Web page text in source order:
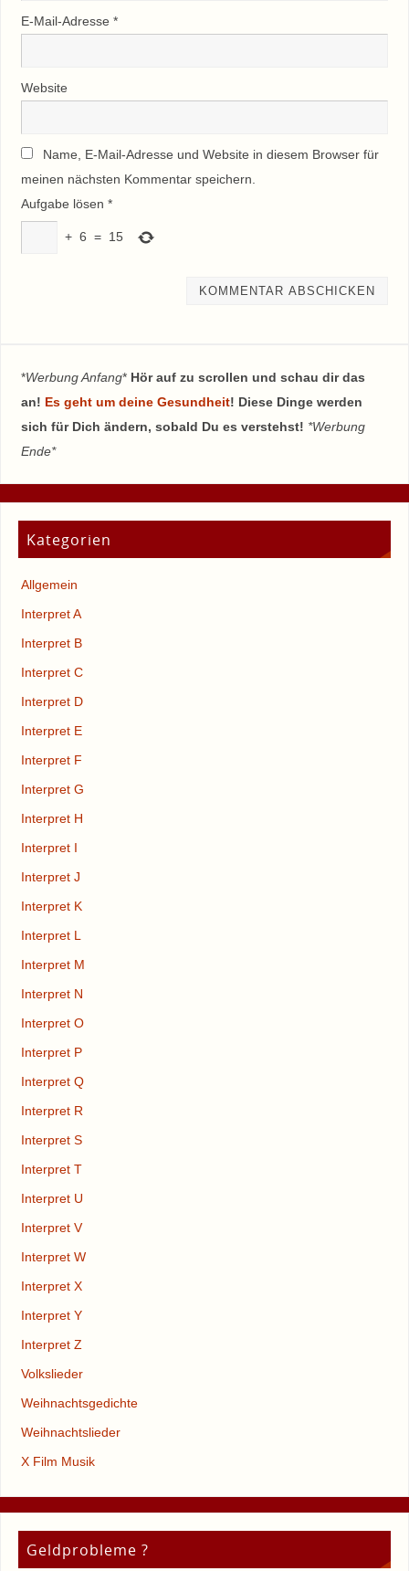
E-Mail-Adresse *
Website
Name, E-Mail-Adresse und Website in diesem Browser für
meinen nächsten Kommentar speichern.
Aufgabe lösen *
+ 6 = 15
*Werbung Anfang* Hör auf zu scrollen und schau dir das
an! Es geht um deine Gesundheit! Diese Dinge werden
sich für Dich ändern, sobald Du es verstehst! *Werbung
Ende*
Kategorien
Allgemein
Interpret A
Interpret B
Interpret C
Interpret D
Interpret E
Interpret F
Interpret G
Interpret H
Interpret I
Interpret J
Interpret K
Interpret L
Interpret M
Interpret N
Interpret O
Interpret P
Interpret Q
Interpret R
Interpret S
Interpret T
Interpret U
Interpret V
Interpret W
Interpret X
Interpret Y
Interpret Z
Volkslieder
Weihnachtsgedichte
Weihnachtslieder
X Film Musik
Geldprobleme ?